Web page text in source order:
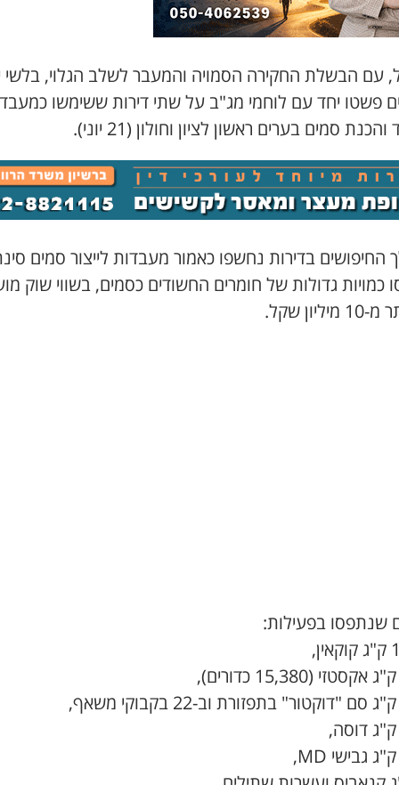
עם הבשלת החקירה הסמויה והמעבר לשלב הגלוי, בלשי
פשטו יחד עם לוחמי מג"ב על שתי דירות ששימשו
סמים בערים ראשון לציון וחולון (21 יוני).
החיפושים בדירות נחשפו כאמור מעבדות לייצור סמים
כמויות גדולות של חומרים החשודים כסמים, בשווי שוק
שקל.
שנתפסו בפעילות: